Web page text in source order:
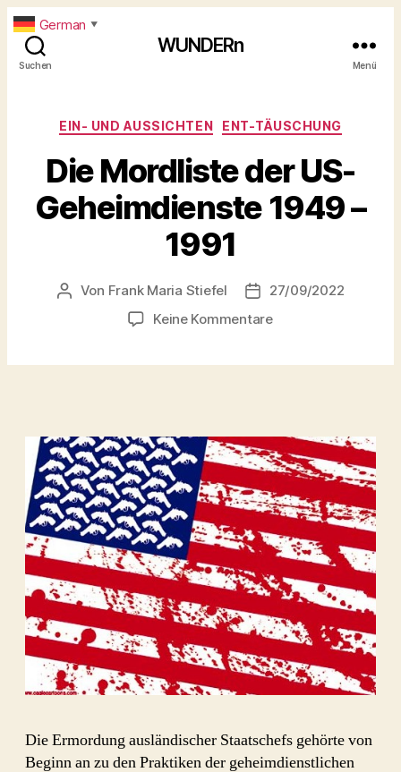
Suchen
WUNDERn
Menü
Kategorien
EIN- UND AUSSICHTEN ENT-TÄUSCHUNG
Die Mordliste der US-
Geheimdienste 1949 –
1991
Beitragsautor
Von Frank Maria Stiefel Beitragsdatum
27/09/2022
Keine Kommentarezu
1949
–
1991
Die Ermordung ausländischer Staatschefs gehörte von
Beginn an zu den Praktiken der geheimdienstlichen
German ▼